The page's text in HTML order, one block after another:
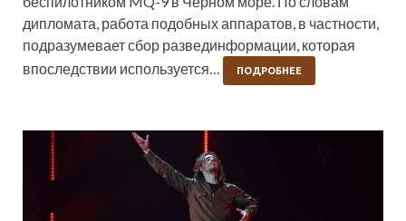
дипломата, работа подобных аппаратов, в частности,
подразумевает сбор развединформации, которая
впоследствии используется…
ПОДРОБНЕЕ